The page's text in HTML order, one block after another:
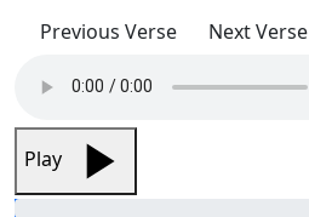
Previous Verse
Next Verse
Play